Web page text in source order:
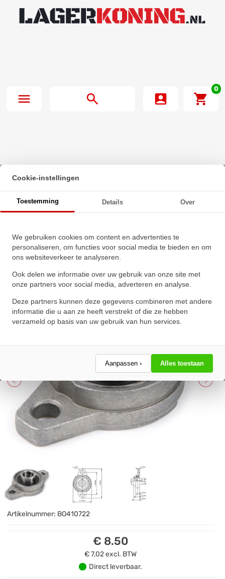
0
Beginpagina· IBB Flenskogellager Ovaal KFL000 (10mm)
Cookie-instellingen
Toestemming Details Over
We gebruiken cookies om content en advertenties te
personaliseren, om functies voor social media te bieden en om
ons websiteverkeer te analyseren.
Ook delen we informatie over uw gebruik van onze site met
onze partners voor social media, adverteren en analyse.
Deze partners kunnen deze gegevens combineren met andere
informatie die u aan ze heeft verstrekt of die ze hebben
verzameld op basis van uw gebruik van hun services.
Aanpassen › Alles toestaan
KFL000 (10mm)
★★★★
★★★★
Schrijf een review!
Artikelnummer: BO410722
€ 8.50
€ 7,02excl. BTW
Direct leverbaar.